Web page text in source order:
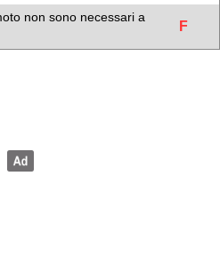
non sono necessari a
F